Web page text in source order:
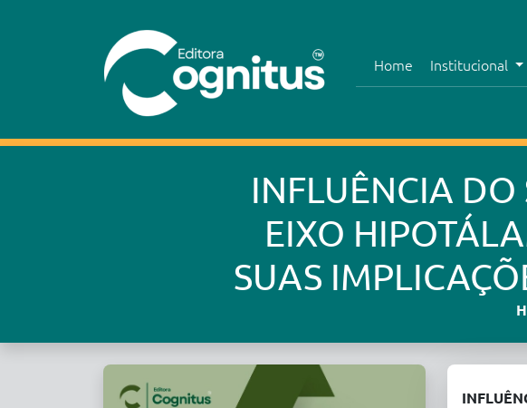
Home Institucional
INFLUÊNCIA
EIXO
SUAS